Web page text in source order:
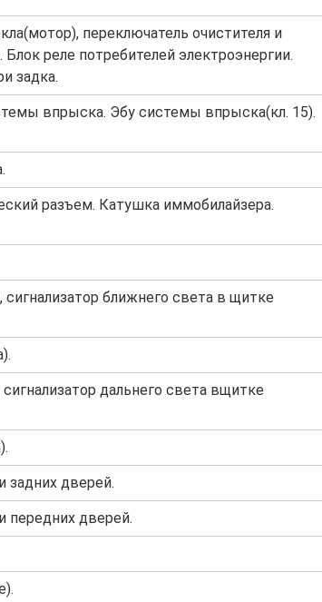
переключатель очистителя и
реле потребителей электроэнергии.
задка.
впрыска. Эбу системы впрыска(кл. 15).
разъем. Катушка иммобилайзера.
ближнего света в щитке
дальнего света вщитке
задних дверей.
передних дверей.